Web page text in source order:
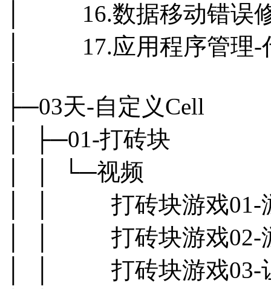
│ 16.数据移动错误修
│ 17.应用程序管理-
├─03天-自定义Cell
│ ├─01-打砖块
│ │ └─视频
│ │ 打砖块游戏01-游
│ │ 打砖块游戏02-游
│ │ 打砖块游戏03-让